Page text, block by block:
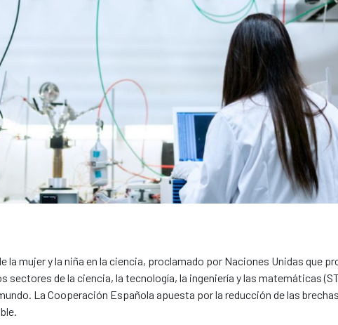
la mujer y la niña en la ciencia, proclamado por Naciones Unidas que
sectores de la ciencia, la tecnología, la ingeniería y las matemáticas
La Cooperación Española apuesta por la reducción de las